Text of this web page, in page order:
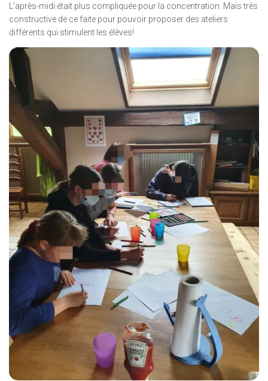
L’après-midi était plus compliquée pour la concentration. Mais très
constructive de ce faite pour pouvoir proposer des ateliers
différents qui stimulent les élèves!